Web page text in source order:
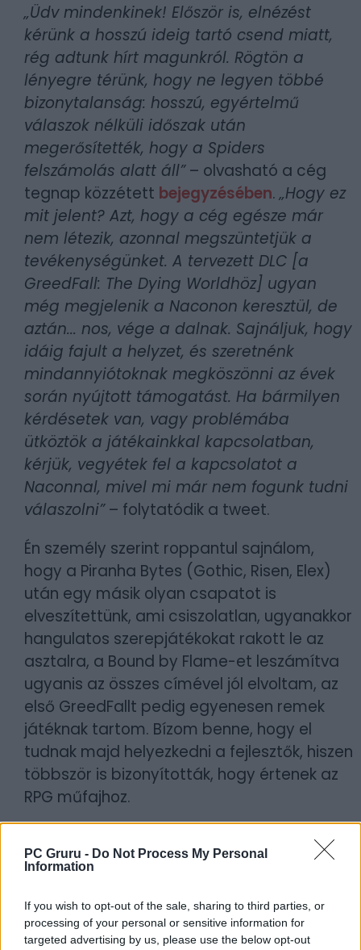
PC Gruru - Do Not Process My Personal
Information
If you wish to opt-out of the sale, sharing to third parties, or
processing of your personal or sensitive information for
targeted advertising by us, please use the below opt-out
„Üdv mindenkinek! Először is, elnézést
kérünk a hosszú ideig tartó csend miatt,
rég adtunk hírt magunkról. Rögtön a
lényegre térünk, hogy ne legyen többé
bizonytalanság: hosszú, egyértelmű
válaszok nélküli időszak után
megerősítették, hogy a Spiders
felszámolás alatt áll”– olvasható a cég
tegnap közzétett bejegyzésében.„Hogy ez
mit jelent? Azt, hogy a cég egésze már
nem létezik, azonnal megszüntetjük a
tevékenységünket. A tervezett DLC [a
GreedFall: The Dying Worldhöz] ugyan
még megjelenik a Naconon keresztül, de
aztán... nos, vége a dalnak. Sajnáljuk, hogy
idáig fajult a helyzet, és szeretnénk
mindannyiótoknak megköszönni az évek
során nyújtott támogatást. Ha bármilyen
kérdésetek van, vagy problémába
ütköztök a játékainkkal kapcsolatban,
kérjük, vegyétek fel a kapcsolatot a
Naconnal, mivel mi már nem fogunk tudni
válaszolni”– folytatódik a tweet.
Én személy szerint roppantul sajnálom,
hogy a Piranha Bytes (Gothic, Risen, Elex)
után egy másik olyan csapatot is
elveszítettünk, ami csiszolatlan, ugyanakkor
hangulatos szerepjátékokat rakott le az
asztalra, a Bound by Flame-et leszámítva
ugyanis az összes címével jól elvoltam, az
első GreedFallt pedig egyenesen remek
játéknak tartom. Bízom benne, hogy el
tudnak majd helyezkedni a fejlesztők, hiszen
többször is bizonyították, hogy értenek az
RPG műfajhoz.
Szerző:LeEcoBo
Dátum:2026.04.30 10:35
Csapd be az AI-t! Állítsd be itt, hogy a PC